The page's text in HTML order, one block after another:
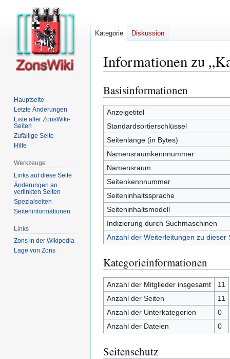
Informationen zu
Zur
Navigation
springen
Zur
Suche
springen
Basisinformationen
Anzeigetitel
Standardsortierschlüssel
Seitenlänge (in Bytes)
Namensraumkennnummer
Namensraum
Seitenkennnummer
Seiteninhaltssprache
Seiteninhaltsmodell
Indizierung durch Suchmaschinen
Anzahl der Weiterleitungen zu dieser
Kategorieinformationen
Anzahl der Mitglieder insgesamt
11
Anzahl der Seiten
11
Anzahl der Unterkategorien
0
Anzahl der Dateien
0
Seitenschutz
Kategorie Diskussion
Hauptseite
Letzte Änderungen
Liste aller ZonsWiki-
Seiten
Zufällige Seite
Hilfe
Werkzeuge
Links auf diese Seite
Änderungen an
verlinkten Seiten
Spezialseiten
Seiten­­informationen
Links
Zons in der Wikipedia
Lage von Zons